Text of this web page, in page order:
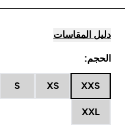
دليل المقاسات
الحجم:
XXS
XS
S
XXL